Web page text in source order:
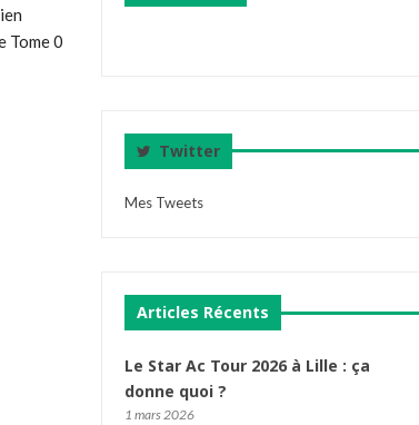
Tome 0
Twitter
Mes Tweets
Articles Récents
Le Star Ac Tour 2026 à Lille : ça
donne quoi ?
1 mars 2026